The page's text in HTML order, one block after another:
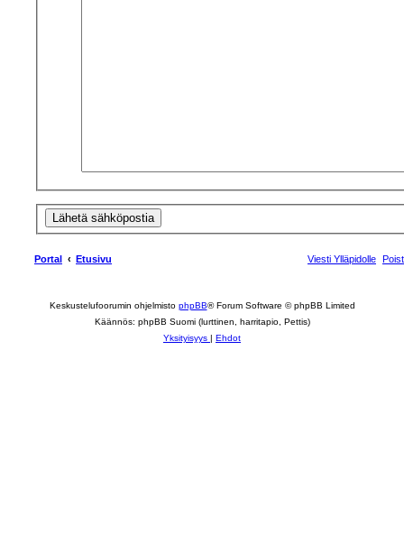
Portal Etusivu Viesti Ylläpidolle
Keskustelufoorumin ohjelmisto phpBB® Forum Software © phpBB Limited
Käännös: phpBB Suomi (lurttinen, harritapio, Pettis)
Yksityisyys | Ehdot